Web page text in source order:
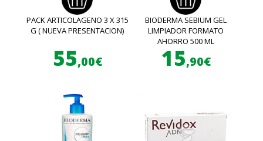
PACK ARTICOLAGENO 3 X 315
G ( NUEVA PRESENTACION)
55,00€
BIODERMA SEBIUM GEL
LIMPIADOR FORMATO
AHORRO 500 ML
15,90€